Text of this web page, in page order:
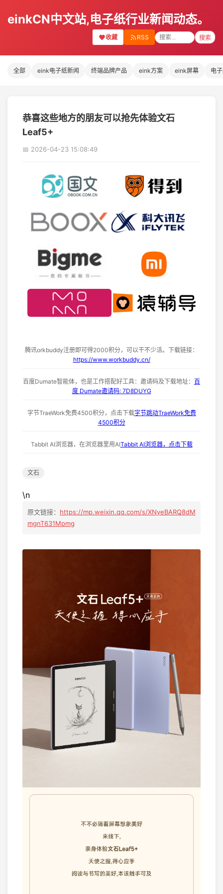
einkCN中文站,电子纸行业新闻动态。
收藏 RSS 搜索
全部 eink电子纸新闻 终端品牌产品 eink方案 eink屏幕 电
恭喜这些地方的朋友可以抢先体验文石
Leaf5+
📅 2026-04-23 15:08:49
腾讯orkbuddy注册即可得2000积分，可以干不少活。下载链接：
https://www.workbuddy.cn/
百度Dumate智能体，也是工作搭配好工具：邀请码及下载地址： 百
度 Dumate邀请码: 7D8DUYG
字节TraeWork免费4500积分，点击下载字节跳动TraeWork免费
4500积分
Tabbit AI浏览器，在浏览器里用AITabbit AI浏览器，点击下载
文石
\n
原文链接： https://mp.weixin.qq.com/s/XNyeBARQ8dM
mgnT631Mpmg